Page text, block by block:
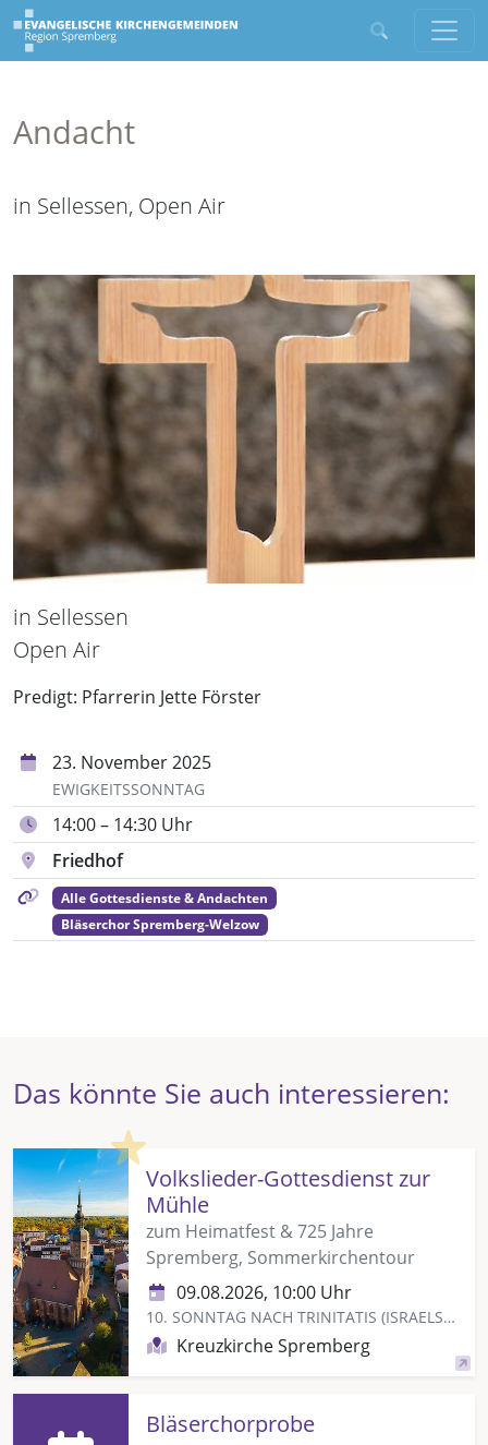
Andacht
in Sellessen, Open Air
in Sellessen
Open Air
Predigt: Pfarrerin Jette Förster
23. November 2025
EWIGKEITSSONNTAG
14:00 – 14:30 Uhr
Friedhof
Alle Gottesdienste & Andachten
Bläserchor Spremberg-Welzow
Das könnte Sie auch interessieren:
Highlight
Volkslieder-Gottesdienst zur
Mühle
zum Heimatfest & 725 Jahre
Spremberg, Sommerkirchentour
09.08.2026, 10:00 Uhr
10. SONNTAG NACH TRINITATIS (ISRAELSONNTAG)
Kreuzkirche Spremberg
Bläserchorprobe